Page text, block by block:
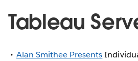
Tableau
Alan Smithee Presents